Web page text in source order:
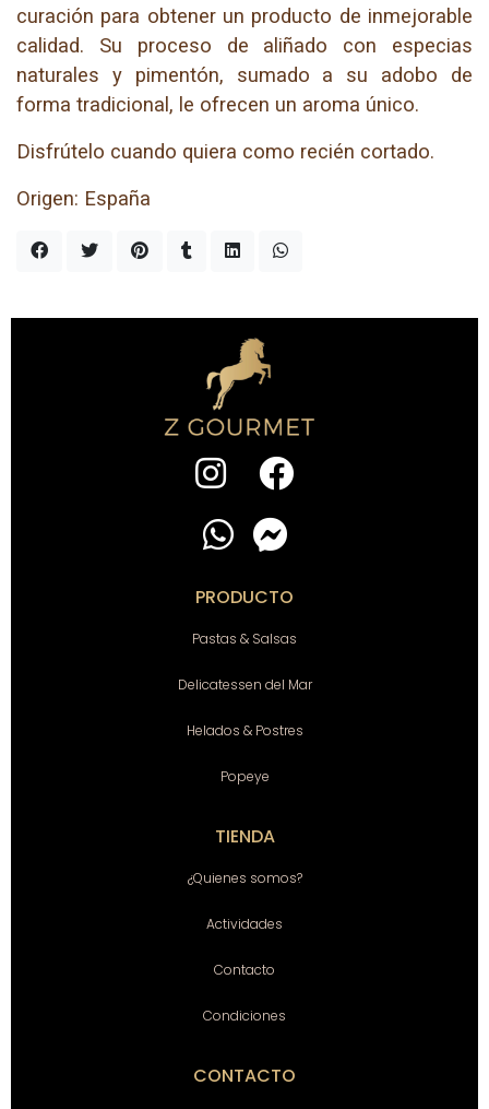
curación para obtener un producto de inmejorable
calidad. Su proceso de aliñado con especias
naturales y pimentón, sumado a su adobo de
forma tradicional, le ofrecen un aroma único.
Disfrútelo cuando quiera como recién cortado.
Origen: España
PRODUCTO
Pastas & Salsas
Delicatessen del Mar
Helados & Postres
Popeye
TIENDA
¿Quienes somos?
Actividades
Contacto
Condiciones
CONTACTO